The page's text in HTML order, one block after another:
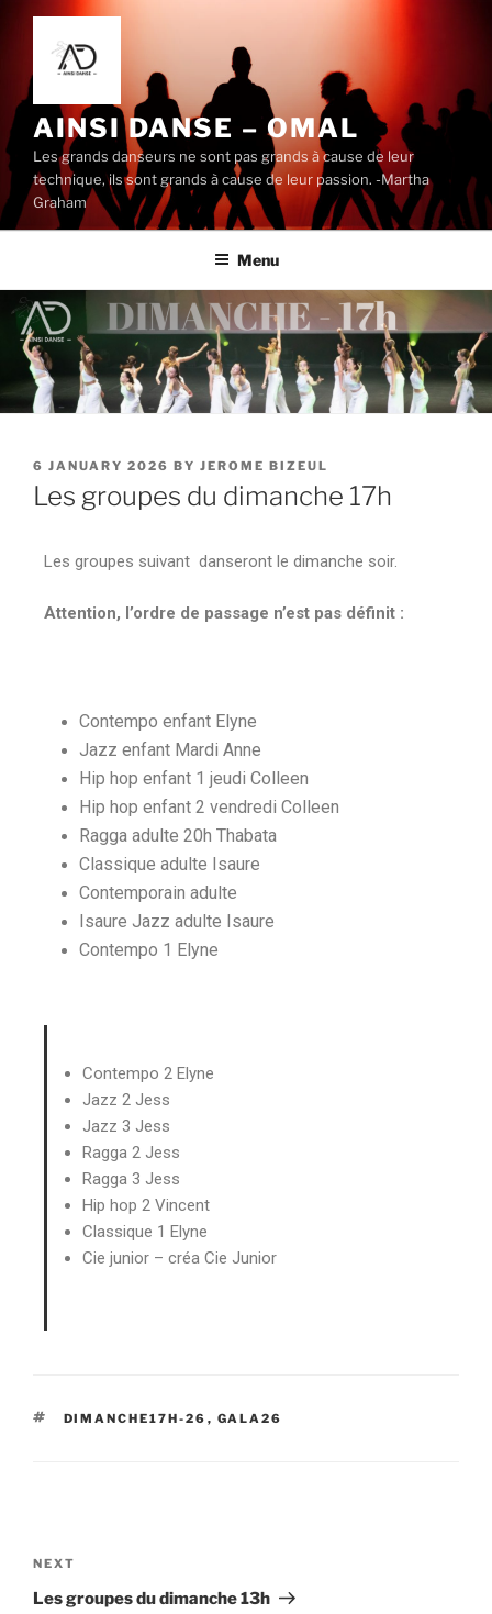
AINSI DANSE – OMAL
Les grands danseurs ne sont pas grands à cause de leur
technique, ils sont grands à cause de leur passion. -Martha
Graham
Menu
6 JANUARY 2026 BY JEROME BIZEUL
Les groupes du dimanche 17h
Les groupes suivant danseront le dimanche soir.
Attention, l’ordre de passage n’est pas définit :
Contempo enfant Elyne
Jazz enfant Mardi Anne
Hip hop enfant 1 jeudi Colleen
Hip hop enfant 2 vendredi Colleen
Ragga adulte 20h Thabata
Classique adulte Isaure
Contemporain adulte
Isaure Jazz adulte Isaure
Contempo 1 Elyne
Contempo 2 Elyne
Jazz 2 Jess
Jazz 3 Jess
Ragga 2 Jess
Ragga 3 Jess
Hip hop 2 Vincent
Classique 1 Elyne
Cie junior – créa Cie Junior
DIMANCHE17H-26 , GALA26
NEXT
Les groupes du dimanche 13h